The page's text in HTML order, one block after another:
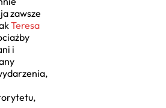
zawsze
Teresa
i